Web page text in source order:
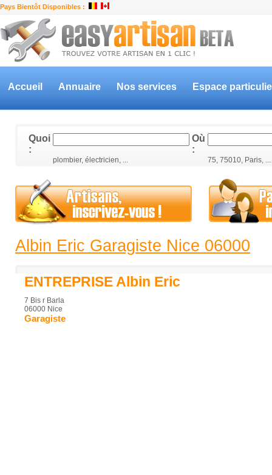
Pays Bientôt Disponibles :
Accueil Annuaire Nos services Espace
Quoi
:
Où
:
plombier, électricien, ... 75, 75010, Paris, ...
Albin Eric Garagiste Nice 06000
ENTREPRISE Albin Eric
7 Bis r Barla
06000 Nice
Garagiste